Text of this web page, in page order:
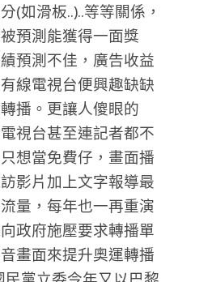
(如滑板..)..等等關係，
預測能獲得一面獎
預測不佳，廣告收益
線電視台便興趣缺缺
播。更讓人傻眼的
視台甚至連記者都不
想當免費仔，畫面播
影片加上文字報導最
量，每年也一再重演
政府施壓要求轉播單
畫面來提升奧運轉播